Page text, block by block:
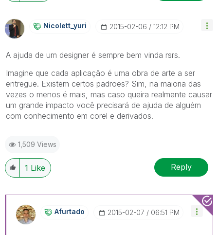
Nicolett_yuri ‎2015-02-06 12:12 PM
A ajuda de um designer é sempre bem vinda rsrs.
Imagine que cada aplicação é uma obra de arte a ser
entregue. Existem certos padrões? Sim, na maioria das
vezes o menos é mais, mas caso queira realmente causar
um grande impacto você precisará de ajuda de alguém
com conhecimento em corel e derivados.
1,509 Views
1 Like Reply
Afurtado ‎2015-02-07 06:51 PM